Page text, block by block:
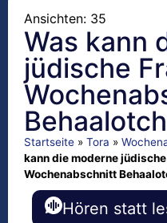
Ansichten: 35
Was kann
jüdische
Startseite » Tora »
kann die moderne
Wochenabschnitt
Hören statt